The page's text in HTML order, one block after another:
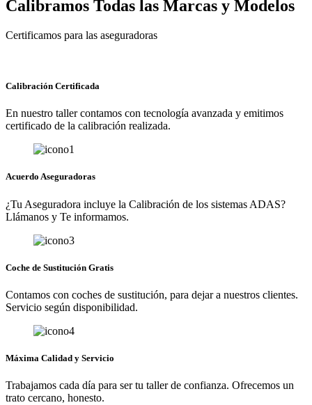
Calibramos Todas las Marcas y Modelos
Certificamos para las aseguradoras
Calibración Certificada
En nuestro taller contamos con tecnología avanzada y emitimos
certificado de la calibración realizada.
Acuerdo Aseguradoras
¿Tu Aseguradora incluye la Calibración de los sistemas ADAS?
Llámanos y Te informamos.
Coche de Sustitución Gratis
Contamos con coches de sustitución, para dejar a nuestros clientes.
Servicio según disponibilidad.
Máxima Calidad y Servicio
Trabajamos cada día para ser tu taller de confianza. Ofrecemos un
trato cercano, honesto.